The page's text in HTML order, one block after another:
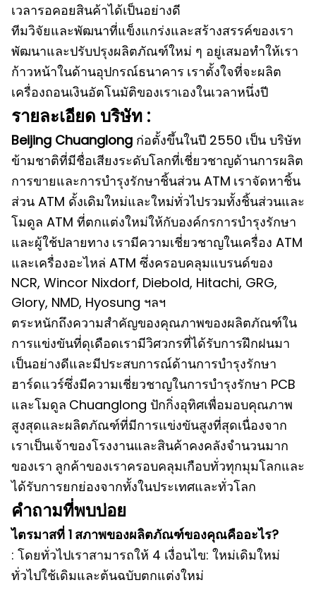
เวลารอคอยสินค้าได้เป็นอย่างดี
ทีมวิจัยและพัฒนาที่แข็งแกร่งและสร้างสรรค์ของเรา
พัฒนาและปรับปรุงผลิตภัณฑ์ใหม่ ๆ อยู่เสมอทำให้เรา
ก้าวหน้าในด้านอุปกรณ์ธนาคาร เราตั้งใจที่จะผลิต
เครื่องถอนเงินอัตโนมัติของเราเองในเวลาหนึ่งปี
รายละเอียด บริษัท :
Beijing Chuanglong ก่อตั้งขึ้นในปี 2550 เป็น บริษัท
ข้ามชาติที่มีชื่อเสียงระดับโลกที่เชี่ยวชาญด้านการผลิต
การขายและการบำรุงรักษาชิ้นส่วน ATM เราจัดหาชิ้น
ส่วน ATM ดั้งเดิมใหม่และใหม่ทั่วไปรวมทั้งชิ้นส่วนและ
โมดูล ATM ที่ตกแต่งใหม่ให้กับองค์กรการบำรุงรักษา
และผู้ใช้ปลายทาง เรามีความเชี่ยวชาญในเครื่อง ATM
และเครื่องอะไหล่ ATM ซึ่งครอบคลุมแบรนด์ของ
NCR, Wincor Nixdorf, Diebold, Hitachi, GRG,
Glory, NMD, Hyosung ฯลฯ
ตระหนักถึงความสำคัญของคุณภาพของผลิตภัณฑ์ใน
การแข่งขันที่ดุเดือดเรามีวิศวกรที่ได้รับการฝึกฝนมา
เป็นอย่างดีและมีประสบการณ์ด้านการบำรุงรักษา
ฮาร์ดแวร์ซึ่งมีความเชี่ยวชาญในการบำรุงรักษา PCB
และโมดูล Chuanglong ปักกิ่งอุทิศเพื่อมอบคุณภาพ
สูงสุดและผลิตภัณฑ์ที่มีการแข่งขันสูงที่สุดเนื่องจาก
เราเป็นเจ้าของโรงงานและสินค้าคงคลังจำนวนมาก
ของเรา ลูกค้าของเราครอบคลุมเกือบทั่วทุกมุมโลกและ
ได้รับการยกย่องจากทั้งในประเทศและทั่วโลก
คำถามที่พบบ่อย
ไตรมาสที่ 1 สภาพของผลิตภัณฑ์ของคุณคืออะไร?
: โดยทั่วไปเราสามารถให้ 4 เงื่อนไข: ใหม่เดิมใหม่
ทั่วไปใช้เดิมและต้นฉบับตกแต่งใหม่